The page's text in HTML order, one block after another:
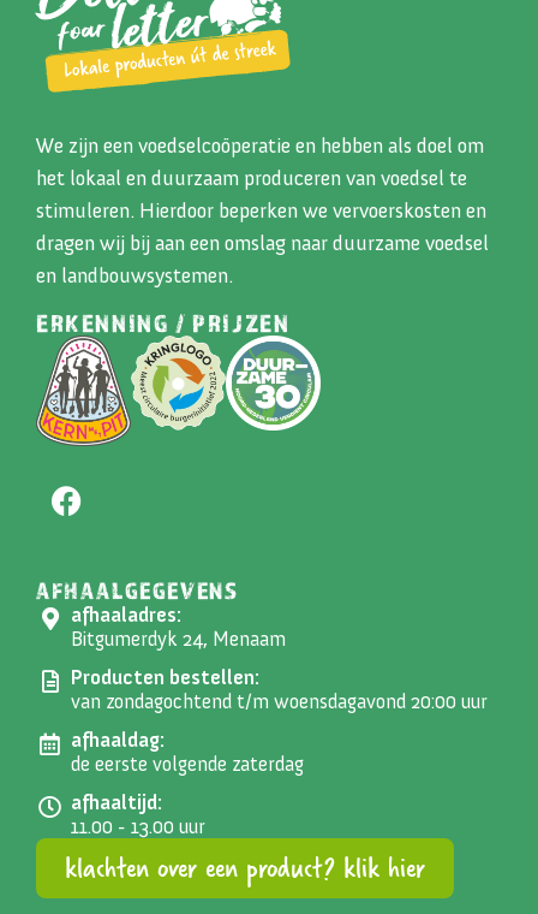
We zijn een voedselcoöperatie en hebben als doel om
het lokaal en duurzaam produceren van voedsel te
stimuleren. Hierdoor beperken we vervoerskosten en
dragen wij bij aan een omslag naar duurzame voedsel
en landbouwsystemen.
ERKENNING / PRIJZEN
AFHAALGEGEVENS
afhaaladres:
Bitgumerdyk 24, Menaam
Producten bestellen:
van zondagochtend t/m woensdagavond 20:00 uur
afhaaldag:
de eerste volgende zaterdag
afhaaltijd:
11.00 - 13.00 uur
klachten over een product? klik hier